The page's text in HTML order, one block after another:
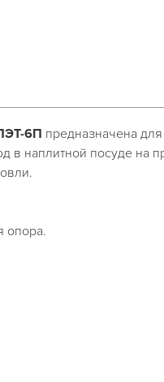
6П предназначена для
в наплитной посуде на
опора.